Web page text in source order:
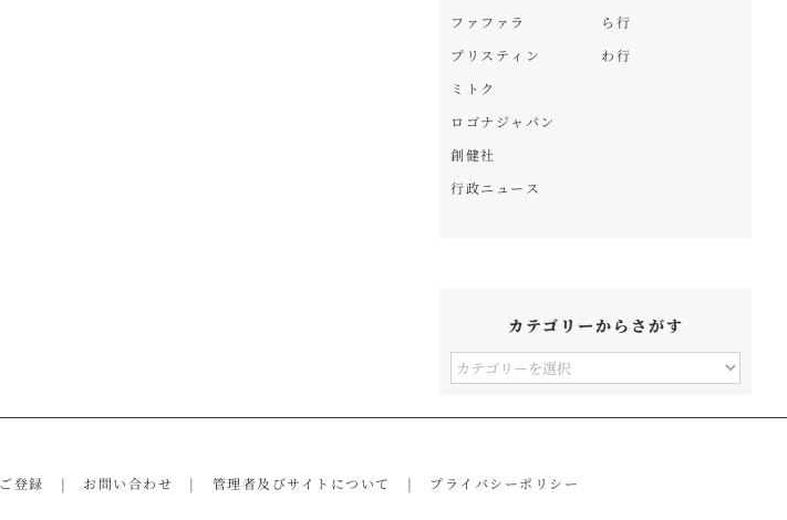
ファファラ
プリスティン
ミトク
ロゴナジャパン
創健社
行政ニュース
ら行
わ行
カテゴリーからさがす
カ
ー
登録 お問い合わせ 管理者及びサイトについて プライバシーポリシー